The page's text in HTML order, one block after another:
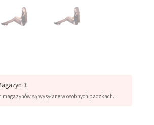
3
magazynów są wysyłane w osobnych paczkach.